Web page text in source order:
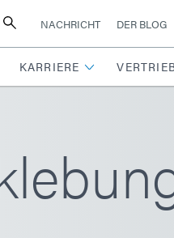
NACHRICHT DER BLOG
KARRIERE